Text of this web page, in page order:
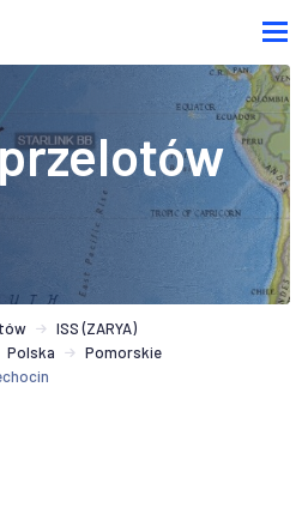
ISS (ZARYA)
Polska
Pomorskie